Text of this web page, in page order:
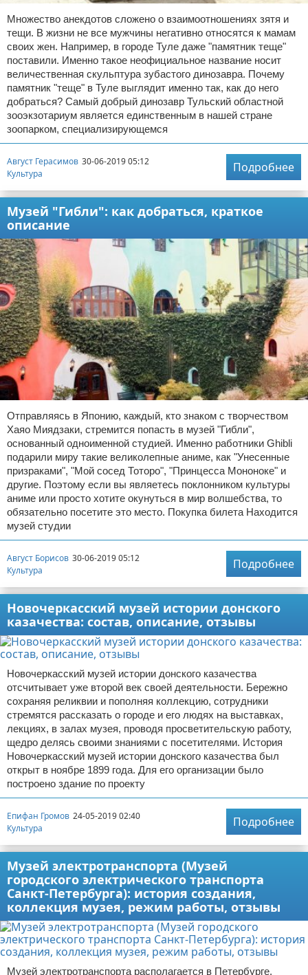
Множество анекдотов сложено о взаимоотношениях зятя и
тещи. В жизни не все мужчины негативно относятся к мамам
своих жен. Например, в городе Туле даже "памятник теще"
поставили. Именно такое неофициальное название носит
величественная скульптура зубастого динозавра. Почему
памятник "теще" в Туле выглядит именно так, как до него
добраться? Самый добрый динозавр Тульский областной
зооэкзотариум является единственным в нашей стране
зоопарком, специализирующемся
Август Герасимов 30-06-2019 05:12
Культура
Подробнее
Музей "Гибли": как добраться, краткое
описание
Отправляясь в Японию, каждый, кто знаком с творчеством
Хаяо Миядзаки, стремится попасть в музей "Гибли",
основанный одноименной студией. Именно работники Ghibli
подарили миру такие великолепные аниме, как "Унесенные
призраками", "Мой сосед Тоторо", "Принцесса Мононоке" и
другие. Поэтому если вы являетесь поклонником культуры
аниме или просто хотите окунуться в мир волшебства, то
обязательно посетите это место. Покупка билета Находится
музей студии
Август Борисов 30-06-2019 05:12
Культура
Подробнее
Новочеркасский музей истории донского
казачества: состав, описание, отзывы
Новочеркасский музей истории донского казачества
отсчитывает уже второй век своей деятельности. Бережно
сохраняя реликвии и пополняя коллекцию, сотрудники
стремятся рассказать о городе и его людях на выставках,
лекциях, в залах музея, проводя просветительскую работу,
щедро делясь своими знаниями с посетителями. История
Новочеркасский музей истории донского казачества был
открыт в ноябре 1899 года. Для его организации было
построено здание по проекту
Епифан Громов 24-05-2019 02:40
Культура
Подробнее
Музей электротранспорта (Музей
городского электрического транспорта
Санкт-Петербурга): история создания,
коллекция музея, режим работы, отзывы
Музей электротранспорта располагается в Петербурге.